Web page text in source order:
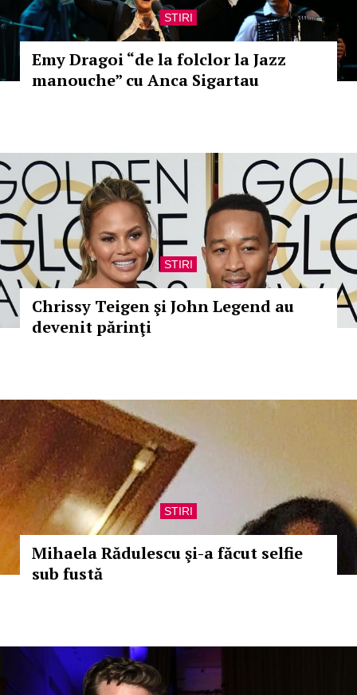
STIRI
Emy Dragoi “de la folclor la Jazz
manouche” cu Anca Sigartau
STIRI
Chrissy Teigen şi John Legend au
devenit părinţi
STIRI
Mihaela Rădulescu şi-a făcut selfie
sub fustă